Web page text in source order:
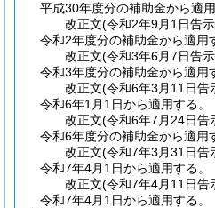
平成30年度分の補助金から適用
改正文(令和2年9月1日告
令和2年度分の補助金から適用
改正文(令和3年6月7日告
令和3年度分の補助金から適用
改正文(令和6年3月11日告
令和6年1月1日から適用する。
改正文(令和6年7月24日告
令和6年度分の補助金から適用
改正文(令和7年3月31日告
令和7年4月1日から適用する。
改正文(令和7年4月11日告
令和7年4月1日から適用する。